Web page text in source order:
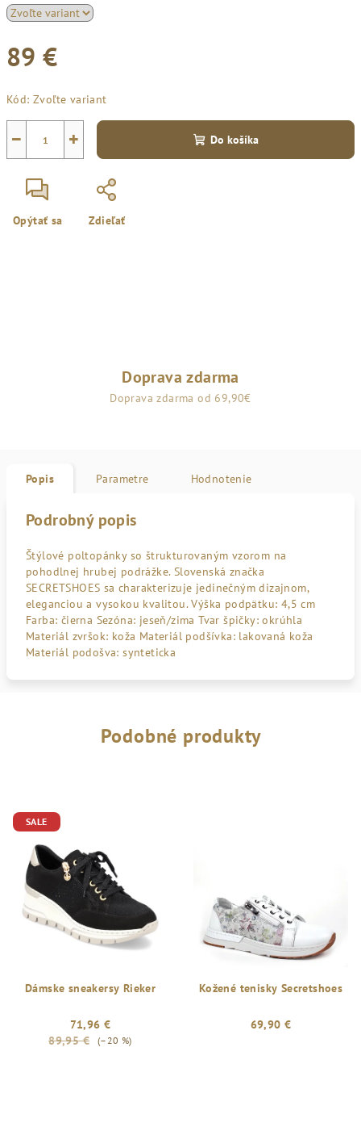
89 €
cena:
Kód: Zvoľte variant
+
− Do košíka
Opýtať sa Zdieľať
Doprava zdarma
Doprava zdarma od 69,90€
Popis Parametre Hodnotenie
Podrobný popis
Štýlové poltopánky so štrukturovaným vzorom na
pohodlnej hrubej podrážke. Slovenská značka
SECRETSHOES sa charakterizuje jedinečným dizajnom,
eleganciou a vysokou kvalitou. Výška podpätku: 4,5 cm
Farba: čierna Sezóna: jeseň/zima Tvar špičky: okrúhla
Materiál zvršok: koža Materiál podšívka: lakovaná koža
Materiál podošva: synteticka
Podobné produkty
SALE
Dámske sneakersy Rieker
71,96 €
89,95 €
(–20 %)
Kožené tenisky Secretshoes
69,90 €